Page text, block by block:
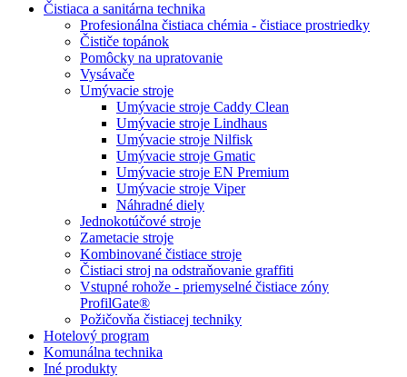
Čistiaca a sanitárna technika
Profesionálna čistiaca chémia - čistiace prostriedky
Čističe topánok
Pomôcky na upratovanie
Vysávače
Umývacie stroje
Umývacie stroje Caddy Clean
Umývacie stroje Lindhaus
Umývacie stroje Nilfisk
Umývacie stroje Gmatic
Umývacie stroje EN Premium
Umývacie stroje Viper
Náhradné diely
Jednokotúčové stroje
Zametacie stroje
Kombinované čistiace stroje
Čistiaci stroj na odstraňovanie graffiti
Vstupné rohože - priemyselné čistiace zóny
ProfilGate®
Požičovňa čistiacej techniky
Hotelový program
Komunálna technika
Iné produkty